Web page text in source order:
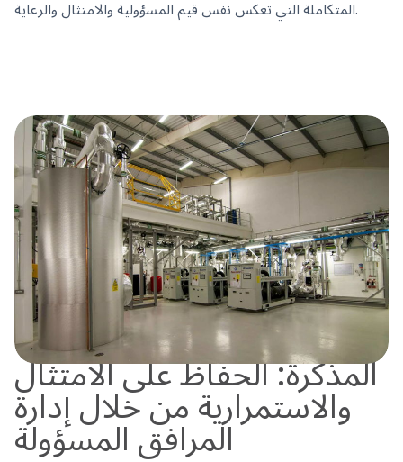
المتكاملة التي تعكس نفس قيم المسؤولية والامتثال والرعاية.
المذكرة: الحفاظ على الامتثال
والاستمرارية من خلال إدارة
المرافق المسؤولة